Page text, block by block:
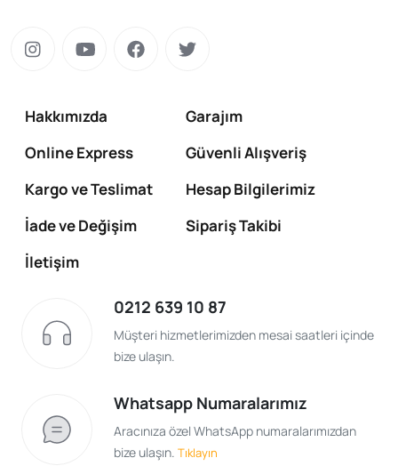
Hakkımızda
Garajım
Online Express
Güvenli Alışveriş
Kargo ve Teslimat
Hesap Bilgilerimiz
İade ve Değişim
Sipariş Takibi
İletişim
0212 639 10 87
Müşteri hizmetlerimizden mesai saatleri içinde
bize ulaşın.
Whatsapp Numaralarımız
Aracınıza özel WhatsApp numaralarımızdan
bize ulaşın. Tıklayın